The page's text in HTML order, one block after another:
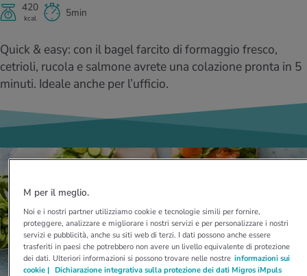
e intolleranze
nutritive
Calcolatore BMI
invernali
Calcola il consumo calorico
Lavoro e salute
delle donne
fisici
mediche
Abbassare la pressione sanguigna
D’ATTUALITÀ NELL’AMBITO SERVIZIO
Tool, test e quiz
420
kcal 5min
Quick & easy: con il bagel farcito di formaggio fresco,
cetrioli, rucola e salmone avrete una colazione pronta in 5
minuti. Ideale anche per l’ufficio.
M per il meglio.
Noi e i nostri partner utilizziamo cookie e tecnologie simili per fornire,
proteggere, analizzare e migliorare i nostri servizi e per personalizzare i nostri
servizi e pubblicità, anche su siti web di terzi. I dati possono anche essere
trasferiti in paesi che potrebbero non avere un livello equivalente di protezione
dei dati. Ulteriori informazioni si possono trovare nelle nostre informazioni sui
cookie | Dichiarazione integrativa sulla protezione dei dati Migros iMpuls